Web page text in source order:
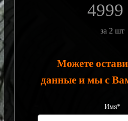
4999
за 2 шт
Можете
данные и мы с
Имя*